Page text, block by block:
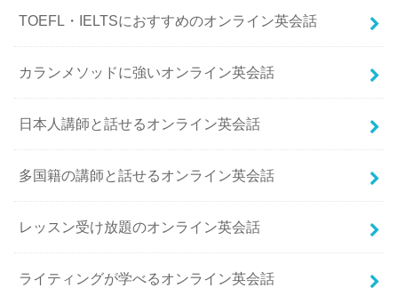
TOEFL・IELTSにおすすめのオンライン英会話
カランメソッドに強いオンライン英会話
日本人講師と話せるオンライン英会話
多国籍の講師と話せるオンライン英会話
レッスン受け放題のオンライン英会話
ライティングが学べるオンライン英会話